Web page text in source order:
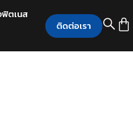
ตเนส
ติดต่อเรา